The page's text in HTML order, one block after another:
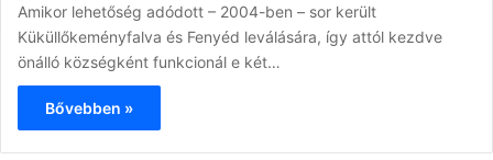
Amikor lehetőség adódott – 2004-ben – sor került
Küküllőkeményfalva és Fenyéd leválására, így attól kezdve
önálló községként funkcionál e két…
Bővebben »